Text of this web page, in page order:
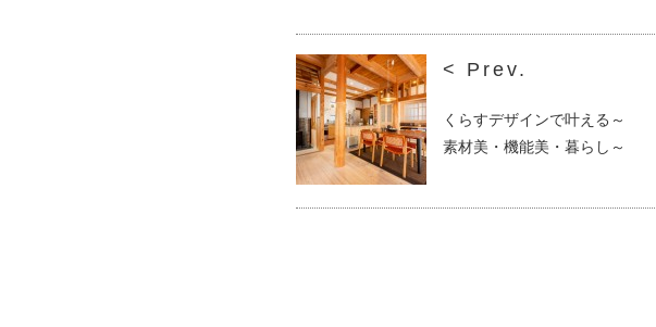
< Prev.
くらすデザインで叶える～
素材美・機能美・暮らし～